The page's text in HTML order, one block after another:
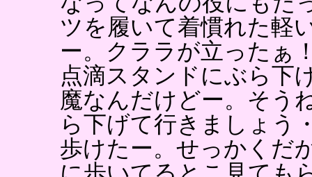
ツを履いて着慣れた軽
ー。クララが立ったぁ
点滴スタンドにぶら下
魔なんだけどー。そう
ら下げて行きましょう
歩けたー。せっかくだ